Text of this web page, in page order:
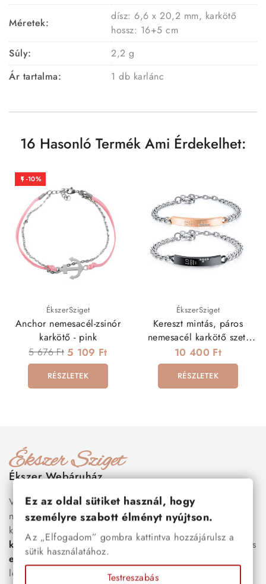
Méretek:
dísz: 6,6 x 20,2 mm, karkötő
hossz: 16+5 cm
Súly:
2,2 g
Ár tartalma:
1 db karlánc
16 Hasonló Termék Ami Érdekelhet:
 -10%
ÉkszerSziget
Anchor nemesacél-zsinór
karkötő - pink
5 676 Ft 5 109 Ft
RÉSZLETEK
ÉkszerSziget
Kereszt mintás, páros
nemesacél karkötő szett
cirkóniával
10 400 Ft
RÉSZLETEK
Ékszer Webáruház
Válogass több száz prémium minőségű, stílusos és tartós
nemesacél ékszer és orvosi fém ékszer közül, amelyek
között megtalálhatók a legnépszerűbb darabok is:
karkötők, nőinyakláncok,karikagyűrűk,fülbevalók
és
esküvői kiegészítőkegyaránt. Webáruházunkban a
legújabb trendeket követő, mégis időtálló ékszerek közül
Ez az oldal sütiket használ, hogy
személyre szabott élményt nyújtson.
Az „Elfogadom” gombra kattintva hozzájárulsz a
sütik használatához.
Testreszabás